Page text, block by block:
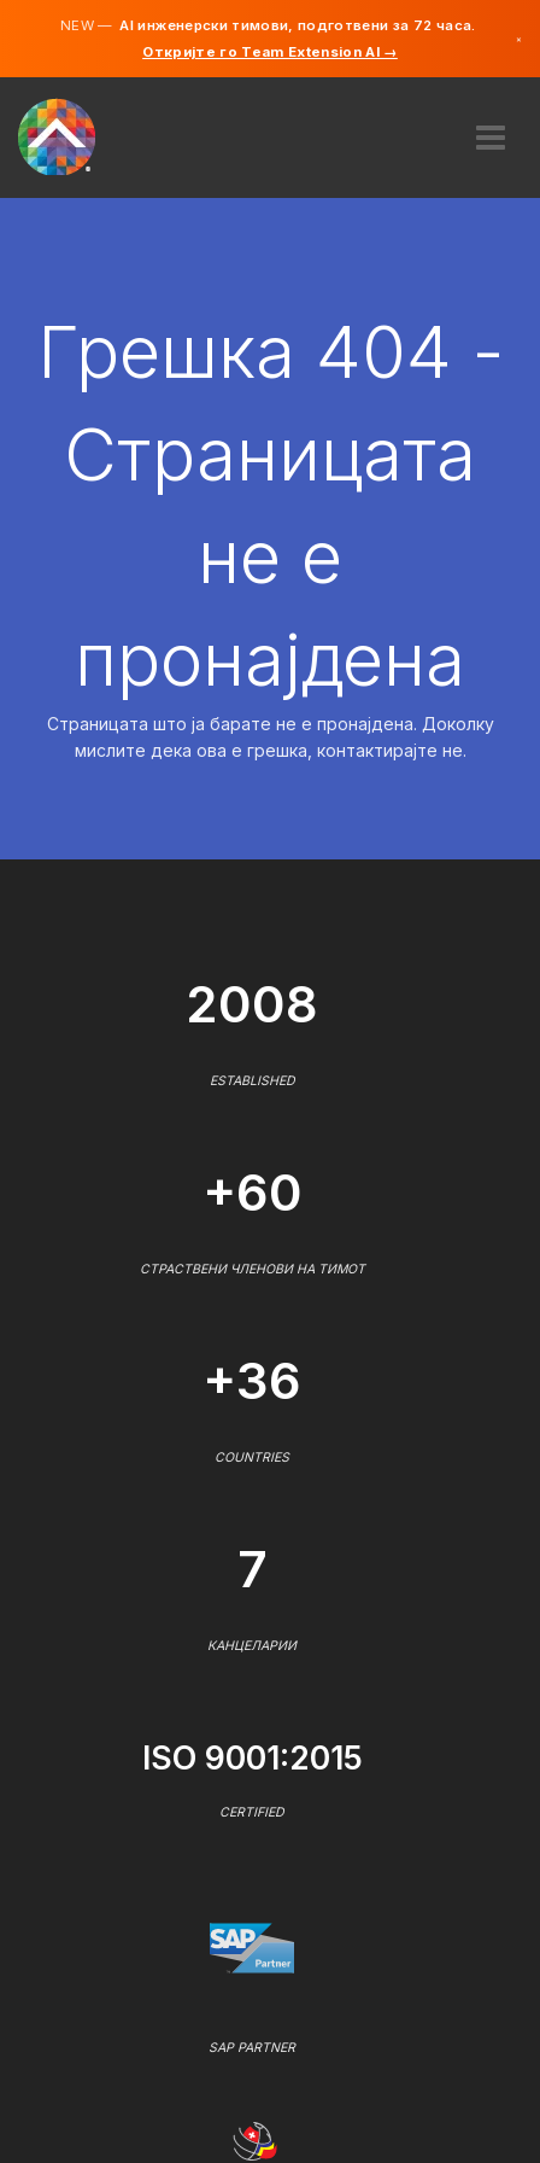
NEW —AI инженерски тимови, подготвени за 72 часа.
Откријте го Team Extension AI →
×
АНГАЖИРАЈ
Грешка 404 -
Страницата
не е
пронајдена
Страницата што ја барате не е пронајдена. Доколку
мислите дека ова е грешка, контактирајте не.
2008
ESTABLISHED
+60
СТРАСТВЕНИ ЧЛЕНОВИ НА ТИМОТ
+36
COUNTRIES
7
КАНЦЕЛАРИИ
ISO 9001:2015
CERTIFIED
SAP PARTNER